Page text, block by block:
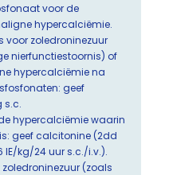
voor de
hypercalciëmie.
zoledroninezuur
nierfunctiestoornis) of
hypercalciëmie na
geef
s.c.
hypercalciëmie waarin
geef calcitonine (2dd
IE/kg/24 uur s.c./i.v.).
(zoals